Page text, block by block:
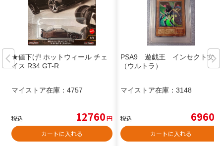
★値下げ! ホットウィール チェ
イス R34 GT-R
マイストア在庫： 4757
税込 12760円
カートに入れる
PSA9 遊戯王 インセクト女王
（ウルトラ）
マイストア在庫： 3148
税込 6960
カートに入れる